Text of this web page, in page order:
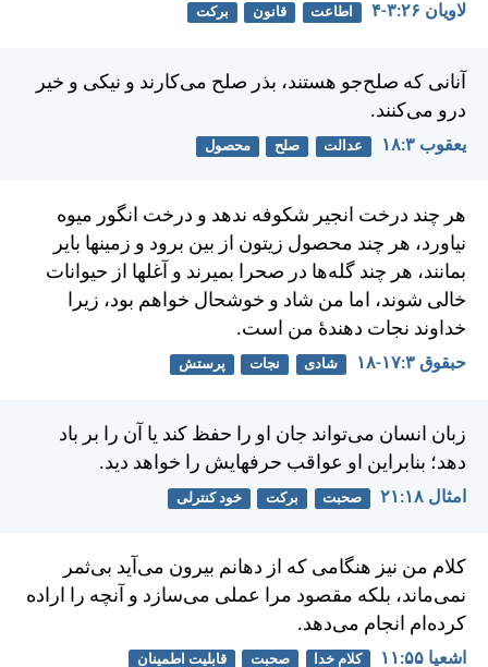
لاويان ۲۶:‏۳-‏۴ اطاعت قانون برکت
آنانی كه صلح‌جو هستند، بذر صلح می‌كارند و نيكی و خير
درو می‌كنند.
يعقوب ۳:‏۱۸ عدالت صلح محصول
هر چند درخت انجير شكوفه ندهد و درخت انگور ميوه
نياورد، هر چند محصول زيتون از بين برود و زمينها باير
بمانند، هر چند گله‌ها در صحرا بميرند و آغلها از حيوانات
خالی شوند، اما من شاد و خوشحال خواهم بود، زيرا
خداوند نجات دهندهٔ من است.
حبقوق ۳:‏۱۷-‏۱۸ شادی نجات پرستش
زبان انسان می‌تواند جان او را حفظ كند يا آن را بر باد
دهد؛ بنابراين او عواقب حرفهايش را خواهد ديد.
امثال ۱۸:‏۲۱ صحبت برکت خود کنترلی
كلام من نيز هنگامی كه از دهانم بيرون می‌آيد بی‌ثمر
نمی‌ماند، بلكه مقصود مرا عملی می‌سازد و آنچه را اراده
كرده‌ام انجام می‌دهد.
اشعيا ۵۵:‏۱۱ کلام خدا صحبت قابلیت اطمینان